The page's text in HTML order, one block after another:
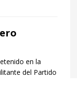
en la
del Partido